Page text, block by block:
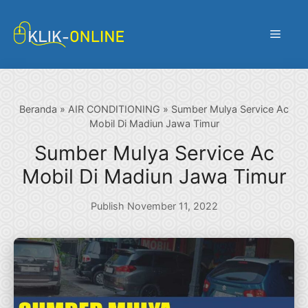
Menu
Beranda » AIR CONDITIONING » Sumber Mulya Service Ac
Mobil Di Madiun Jawa Timur
Sumber Mulya Service Ac
Mobil Di Madiun Jawa Timur
Publish November 11, 2022